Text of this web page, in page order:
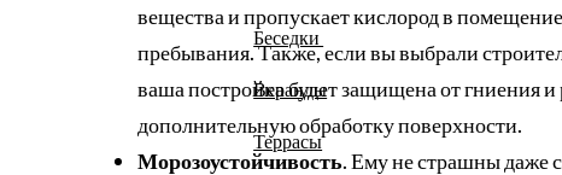
Беседки
Веранды
Террасы
вещества и пропускает кислород в
пребывания. Также, если вы выбрали
ваша постройка будет защищена от гниения
дополнительную обработку поверхности.
Морозоустойчивость. Ему не страшны даже